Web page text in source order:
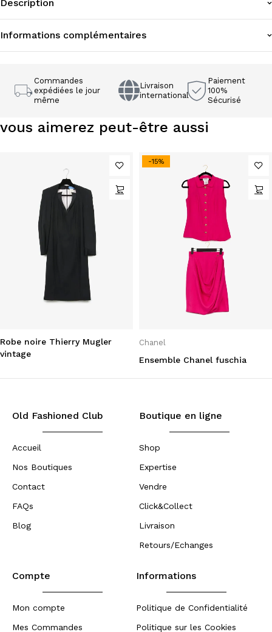
Description
Informations complémentaires
Commandes
expédiées le jour
même
Livraison
international
Paiement
100%
Sécurisé
vous aimerez peut-être aussi
Robe noire Thierry Mugler
vintage
-15%
Chanel
Ensemble Chanel fuschia
Old Fashioned Club
Accueil
Nos Boutiques
Contact
FAQs
Blog
Boutique en ligne
Shop
Expertise
Vendre
Click&Collect
Livraison
Retours/Echanges
Compte
Mon compte
Mes Commandes
Informations
Politique de Confidentialité
Politique sur les Cookies